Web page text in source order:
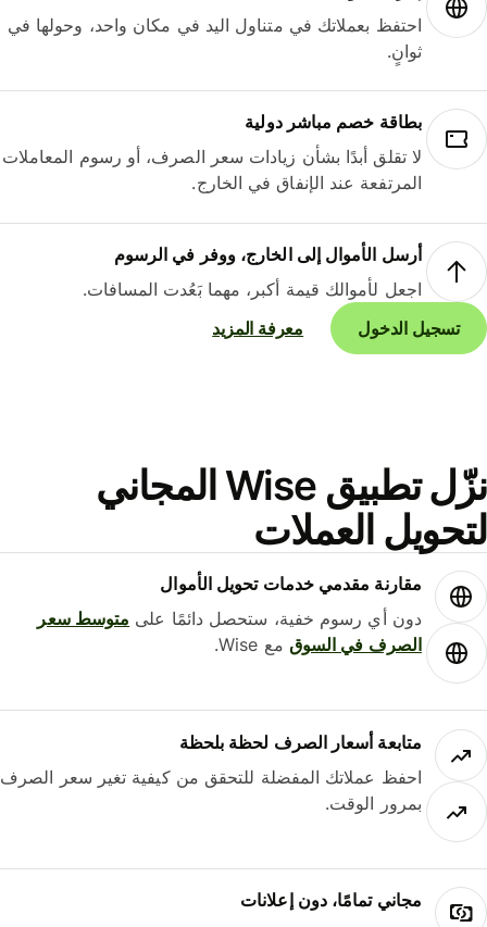
احتفظ بعملاتك في متناول اليد في مكان واحد، وحولها في
ثوانٍ.
بطاقة خصم مباشر دولية
لا تقلق أبدًا بشأن زيادات سعر الصرف، أو رسوم المعاملات
المرتفعة عند الإنفاق في الخارج.
أرسل الأموال إلى الخارج، ووفر في الرسوم
اجعل لأموالك قيمة أكبر، مهما بَعُدت المسافات.
تسجيل الدخول
معرفة المزيد
نزّل تطبيق Wise المجاني
العملات
مقارنة مقدمي خدمات تحويل الأموال
دون أي رسوم خفية، ستحصل دائمًا علىمتوسط ​​سعر
الصرف في السوقمع Wise.
متابعة أسعار الصرف لحظة بلحظة
احفظ عملاتك المفضلة للتحقق من كيفية تغير سعر الصرف
بمرور الوقت.
مجاني تمامًا، دون إعلانات